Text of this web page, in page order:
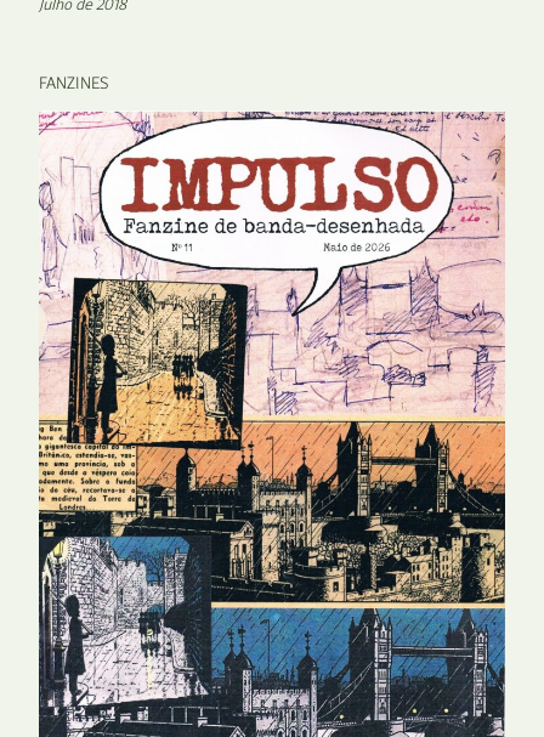
Julho de 2018
FANZINES